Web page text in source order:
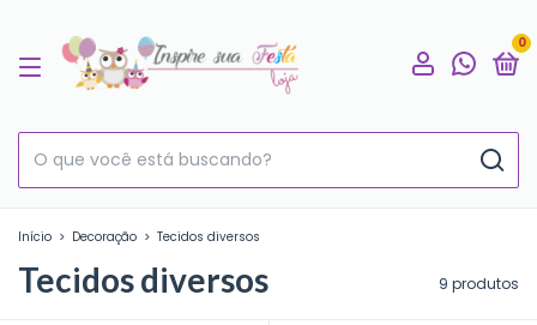
0
Início > Decoração > Tecidos diversos
Tecidos diversos 9 produtos